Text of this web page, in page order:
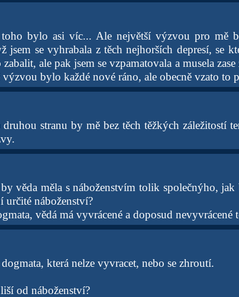
bylo asi víc... Ale největší výzvou pro mě
jsem se vyhrabala z těch nejhorších depresí, se
ale pak jsem se vzpamatovala a musela
bylo každé nové ráno, ale obecně vzato to
stranu by mě bez těch těžkých záležitostí
věda měla s náboženstvím tolik společnýho,
určité náboženství?
vědá má vyvrácené a doposud nevyvrácené
která nelze vyvracet, nebo se zhroutí.
od náboženství?